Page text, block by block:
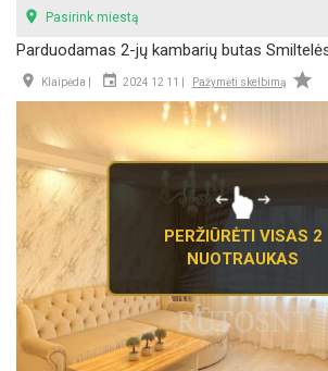
 Pasirink miestą
Parduodamas 2-jų kambarių butas
 Klaipėda | 2024 12 11 | Pažymėti skelbimą 
PERŽIŪRĖTI VISAS 2
NUOTRAUKAS